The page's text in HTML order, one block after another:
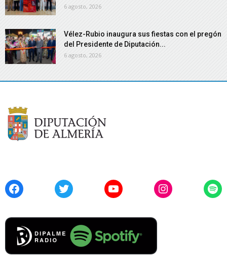
6 agosto, 2026
Vélez-Rubio inaugura sus fiestas con el pregón
del Presidente de Diputación...
6 agosto, 2026
FacebookTwitter YouTubeInstagram